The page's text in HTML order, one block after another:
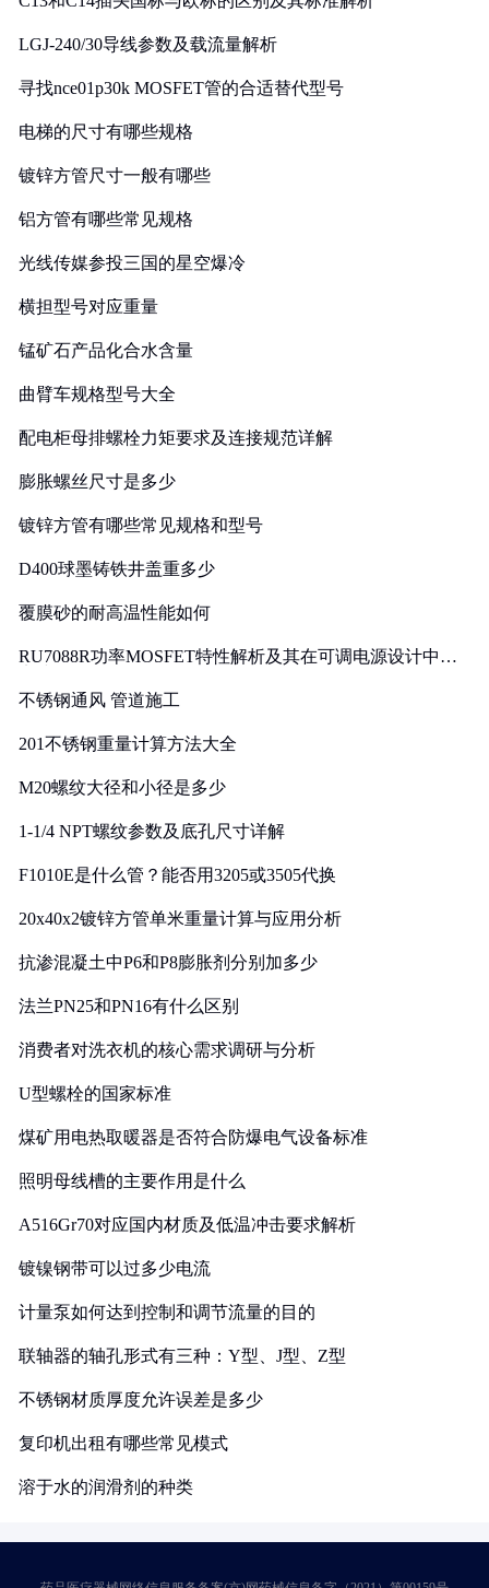
LGJ-240/30导线参数及载流量解析
寻找nce01p30k MOSFET管的合适替代型号
电梯的尺寸有哪些规格
镀锌方管尺寸一般有哪些
铝方管有哪些常见规格
光线传媒参投三国的星空爆冷
横担型号对应重量
锰矿石产品化合水含量
曲臂车规格型号大全
配电柜母排螺栓力矩要求及连接规范详解
膨胀螺丝尺寸是多少
镀锌方管有哪些常见规格和型号
D400球墨铸铁井盖重多少
覆膜砂的耐高温性能如何
RU7088R功率MOSFET特性解析及其在可调电源设计中的
不锈钢通风 管道施工
201不锈钢重量计算方法大全
M20螺纹大径和小径是多少
1-1/4 NPT螺纹参数及底孔尺寸详解
F1010E是什么管？能否用3205或3505代换
20x40x2镀锌方管单米重量计算与应用分析
抗渗混凝土中P6和P8膨胀剂分别加多少
法兰PN25和PN16有什么区别
消费者对洗衣机的核心需求调研与分析
U型螺栓的国家标准
煤矿用电热取暖器是否符合防爆电气设备标准
照明母线槽的主要作用是什么
A516Gr70对应国内材质及低温冲击要求解析
镀镍钢带可以过多少电流
计量泵如何达到控制和调节流量的目的
联轴器的轴孔形式有三种：Y型、J型、Z型
不锈钢材质厚度允许误差是多少
复印机出租有哪些常见模式
溶于水的润滑剂的种类